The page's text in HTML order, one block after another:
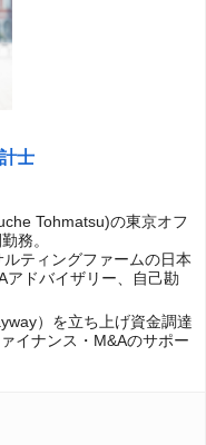
士
Tohmatsu)の東京オフ
務。
ティングファームの日本
アドバイザリー、自己勘
）を立ち上げ資金調達
イナンス・M&Aのサポー